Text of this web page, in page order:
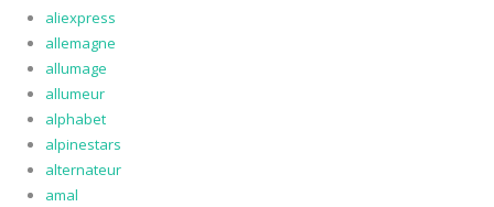
aliexpress
allemagne
allumage
allumeur
alphabet
alpinestars
alternateur
amal